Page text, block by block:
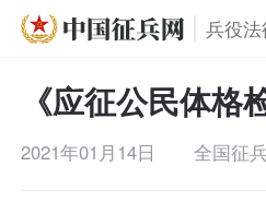
兵役
《应征公民体格
2021年01月14日 全国征